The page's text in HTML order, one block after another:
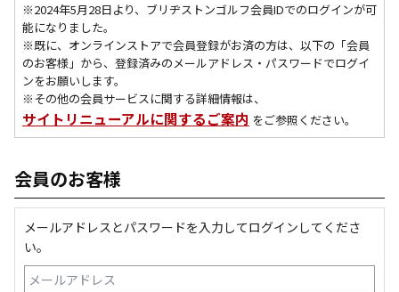
※2024年5月28日より、ブリヂストンゴルフ会員IDでのログインが可
能になりました。
※既に、 オンラインストアで会員登録がお済の方は、以下の「会員
のお客様」から、登録済みのメールアドレス・パスワードでログイ
ンをお願いします。
※その他の会員サービスに関する詳細情報は、
サイトリニューアルに関するご案内 をご参照ください。
会員のお客様
メールアドレスとパスワードを入力してログインしてくださ
い。